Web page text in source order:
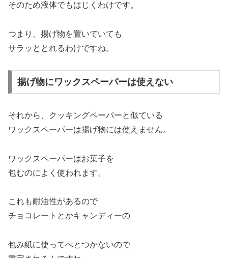
そのため液体でもはじくわけです。
つまり、揚げ物を置いていても
サラッととれるわけですね。
揚げ物にワックスペーパーは使えない
それから、クッキングペーパーと似ている
ワックスペーパーは揚げ物には使えません。
ワックスペーパーはお菓子を
包むのによく使われます。
これも耐油性があるので
チョコレートとかキャンディーの
包み紙に使ってべとつかないので